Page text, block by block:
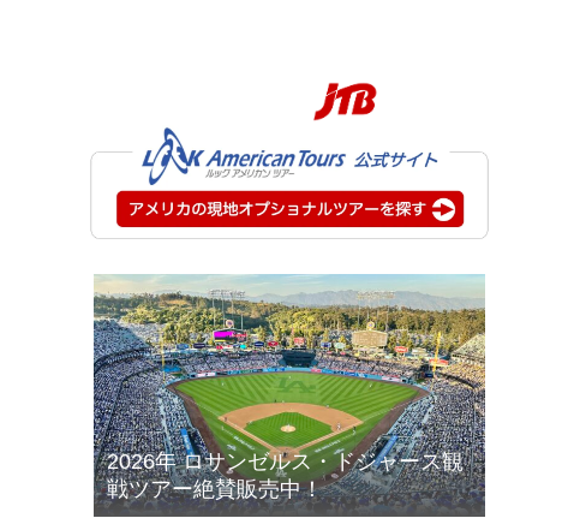
2026年 ロサンゼルス・ドジャース観
戦ツアー絶賛販売中！